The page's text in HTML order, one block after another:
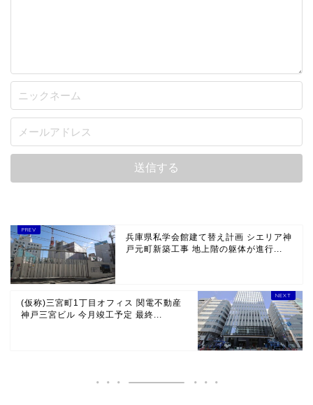
兵庫県私学会館建て替え計画 シエリア神
戸元町新築工事 地上階の躯体が進行...
(仮称)三宮町1丁目オフィス 関電不動産
神戸三宮ビル 今月竣工予定 最終...